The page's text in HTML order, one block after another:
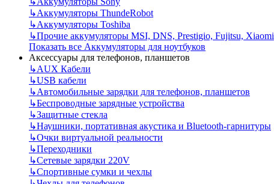
↳Аккумуляторы ThundeRobot
↳Аккумуляторы Toshiba
↳Прочие аккумуляторы MSI, DNS, Prestigio, Fujitsu, Xiaomi
Показать все Аккумуляторы для ноутбуков
Аксессуары для телефонов, планшетов
↳AUX Кабели
↳USB кабели
↳Автомобильные зарядки для телефонов, планшетов
↳Беспроводные зарядные устройства
↳Защитные стекла
↳Наушники, портативная акустика и Bluetooth-гарнитуры
↳Очки виртуальной реальности
↳Переходники
↳Сетевые зарядки 220V
↳Спортивные сумки и чехлы